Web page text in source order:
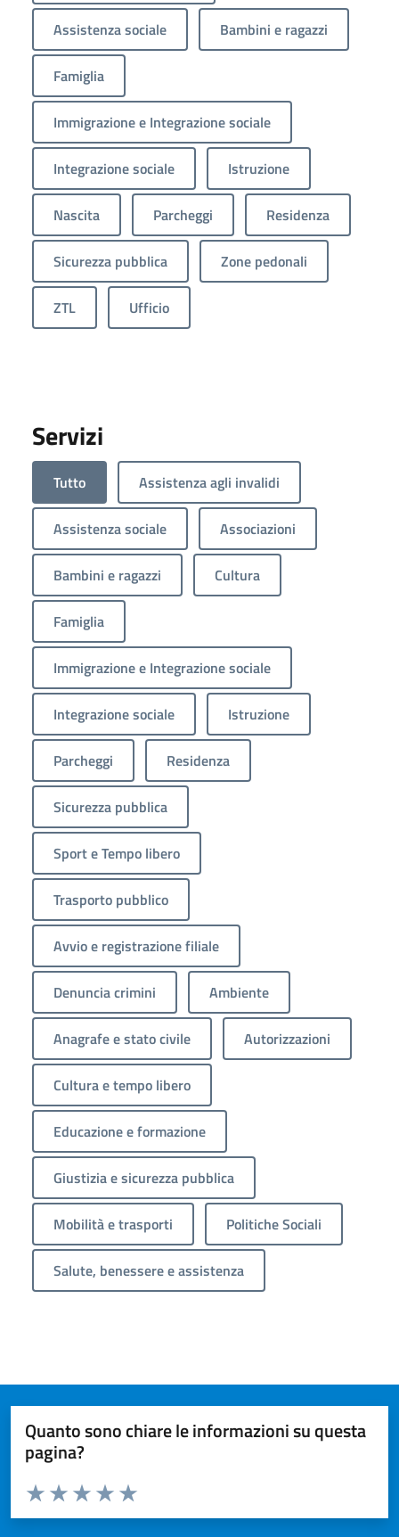
Assistenza sociale Bambini e ragazzi
Famiglia
Immigrazione e Integrazione sociale
Integrazione sociale Istruzione
Nascita Parcheggi Residenza
Sicurezza pubblica Zone pedonali
ZTL Ufficio
Servizi
Tutto Assistenza agli invalidi
Assistenza sociale Associazioni
Bambini e ragazzi Cultura
Famiglia
Immigrazione e Integrazione sociale
Integrazione sociale Istruzione
Parcheggi Residenza
Sicurezza pubblica
Sport e Tempo libero
Trasporto pubblico
Avvio e registrazione filiale
Denuncia crimini Ambiente
Anagrafe e stato civile Autorizzazioni
Cultura e tempo libero
Educazione e formazione
Giustizia e sicurezza pubblica
Mobilità e trasporti Politiche Sociali
Salute, benessere e assistenza
Quanto sono chiare le informazioni su questa
pagina?
Valuta da 1 a 5 stelle la pagina
Valuta 5 stelle su 5
Valuta 4 stelle su 5
Valuta 3 stelle su 5
Valuta 2 stelle su 5
Valuta 1 stelle su 5